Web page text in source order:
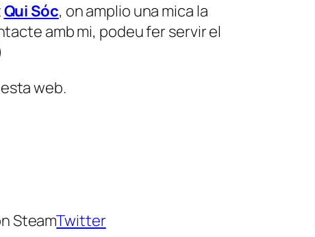
Qui Sóc, on amplio una mica la
amb mi, podeu fer servir el
web.
SteamTwitter